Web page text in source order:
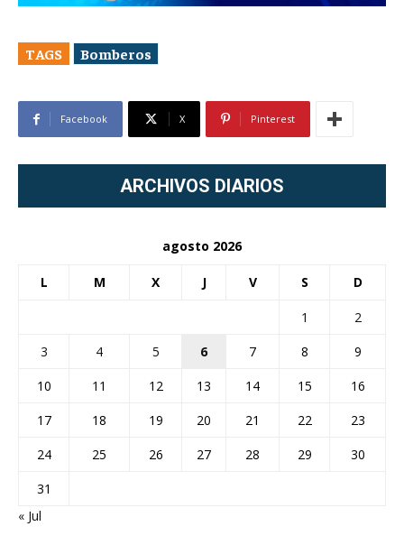
TAGS Bomberos
Facebook X Pinterest
ARCHIVOS DIARIOS
agosto 2026
L M X J V S D
1
2
3
4 5 6 7 8
9
10
11 12 13 14 15
16
17
18 19 20 21 22
23
24
25 26 27 28 29
30
31
« Jul